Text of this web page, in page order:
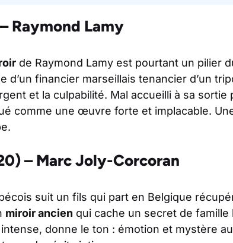
Raymond Lamy
de Raymond Lamy est pourtant un pilier
d’un financier marseillais tenancier d’un
et la culpabilité. Mal accueilli à sa
comme une œuvre forte et implacable.
– Marc Joly-Corcoran
suit un fils qui part en Belgique
miroir ancien qui cache un secret de
donne le ton : émotion et mystère